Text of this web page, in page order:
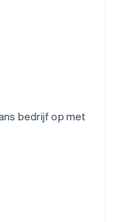
bedrijf op met